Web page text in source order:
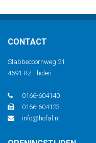
CONTACT
Slabbecoornweg 21
4691 RZ Tholen
0166-604140
0166-604123
info@hofal.nl